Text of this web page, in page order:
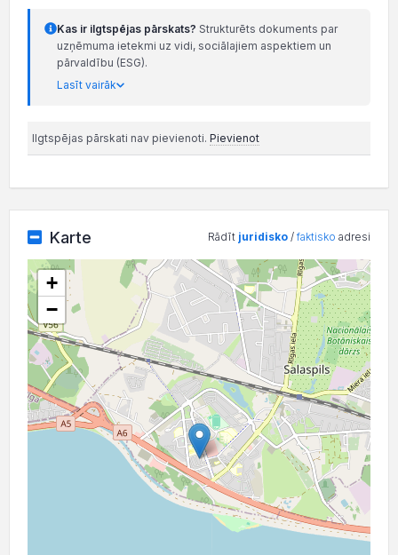
Kas ir ilgtspējas pārskats? Strukturēts dokuments par
uzņēmuma ietekmi uz vidi, sociālajiem aspektiem un
pārvaldību (ESG).
Lasīt vairāk
Ilgtspējas pārskati nav pievienoti. Pievienot
Karte Rādīt juridisko /faktisko adresi
+
−